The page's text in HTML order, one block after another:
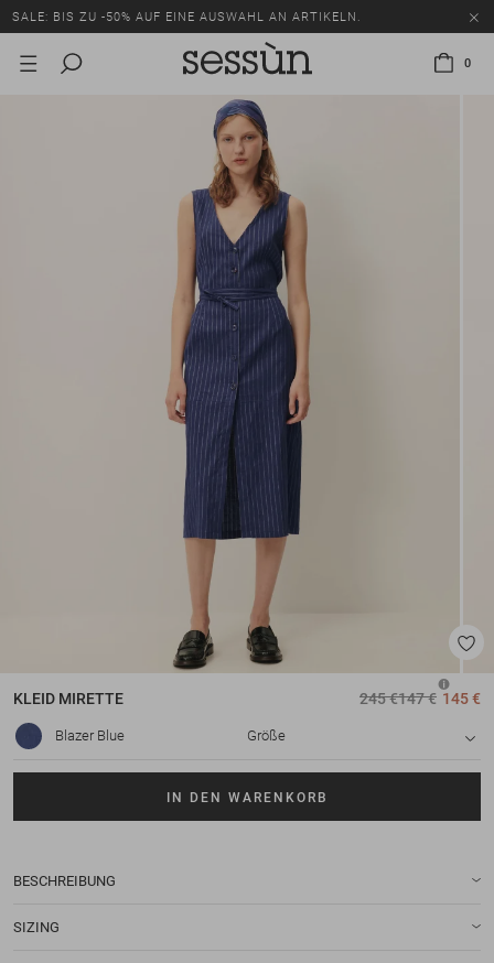
SALE: BIS ZU -50% AUF EINE AUSWAHL AN ARTIKELN.
0
KLEID MIRETTE 245 €147 € 145 €
Blazer Blue Größe
IN DEN WARENKORB
BESCHREIBUNG
SIZING